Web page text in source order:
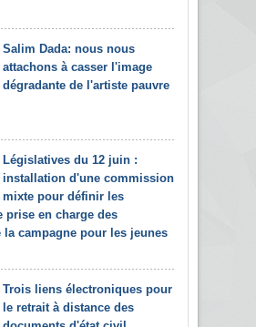
Salim Dada: nous nous
attachons à casser l'image
dégradante de l'artiste pauvre
Législatives du 12 juin :
installation d'une commission
mixte pour définir les
prise en charge des
la campagne pour les jeunes
Trois liens électroniques pour
le retrait à distance des